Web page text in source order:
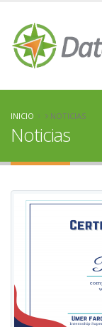
INICIO NOTICIAS
Noticias